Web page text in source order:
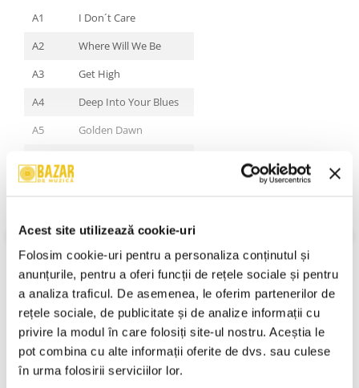
Acest site utilizează cookie-uri
Folosim cookie-uri pentru a personaliza conținutul și
anunțurile, pentru a oferi funcții de rețele sociale și pentru
a analiza traficul. De asemenea, le oferim partenerilor de
rețele sociale, de publicitate și de analize informații cu
privire la modul în care folosiți site-ul nostru. Aceștia le
pot combina cu alte informații oferite de dvs. sau culese
în urma folosirii serviciilor lor.
A1
I Don´t Care
A2
Where Will We Be
A3
Get High
A4
Deep Into Your Blues
A5
Golden Dawn
B1
B4
Rose Of Passion
B5
No Way
VEZI MAI MULT
Stare Disc:Near Mint (NM or M-)
Gen:Rock
An Lansare: 1992
Informatii conformitate produs
Review-uri(0)